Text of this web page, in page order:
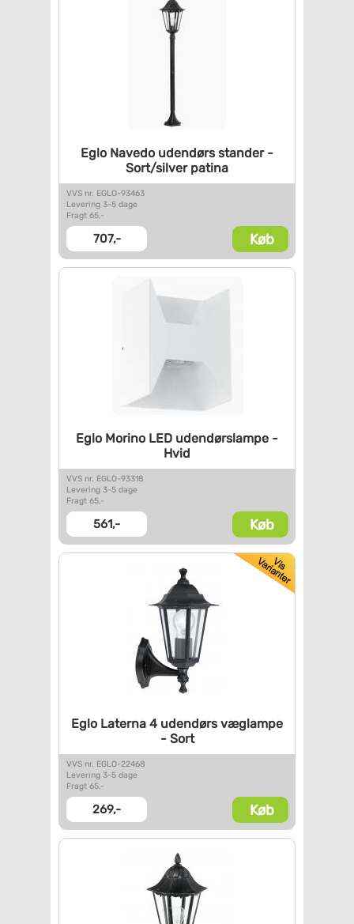
Eglo Navedo udendørs stander -
Sort/silver patina
VVS nr. EGLO-93463
Levering 3-5 dage
Fragt 65,-
707,- Køb
Eglo Morino LED udendørslampe -
Hvid
VVS nr. EGLO-93318
Levering 3-5 dage
Fragt 65,-
561,- Køb
Eglo Laterna 4 udendørs væglampe
- Sort
VVS nr. EGLO-22468
Levering 3-5 dage
Fragt 65,-
269,- Køb